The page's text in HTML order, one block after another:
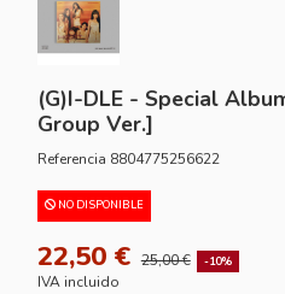
(G)I-DLE - Special
Group Ver.]
Referencia 8804775256622
NO DISPONIBLE
22,50 € 25,00 € -10%
IVA incluido